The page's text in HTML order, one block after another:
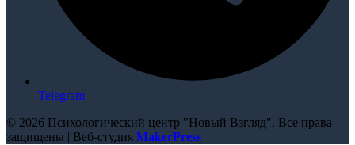
Telegram
© 2026 Психологический центр "Новый Взгляд". Все права
защищены | Веб-студия MakerPress